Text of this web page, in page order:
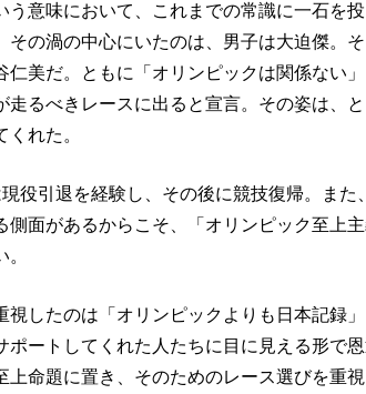
う意味において、これまでの常識に一石を
その渦の中心にいたのは、男子は大迫傑。
仁美だ。ともに「オリンピックは関係ない
走るべきレースに出ると宣言。その姿は、
くれた。
役引退を経験し、その後に競技復帰。ま
側面があるからこそ、「オリンピック至上
視したのは「オリンピックよりも日本記録
ポートしてくれた人たちに目に見える形で
上命題に置き、そのためのレース選びを重視